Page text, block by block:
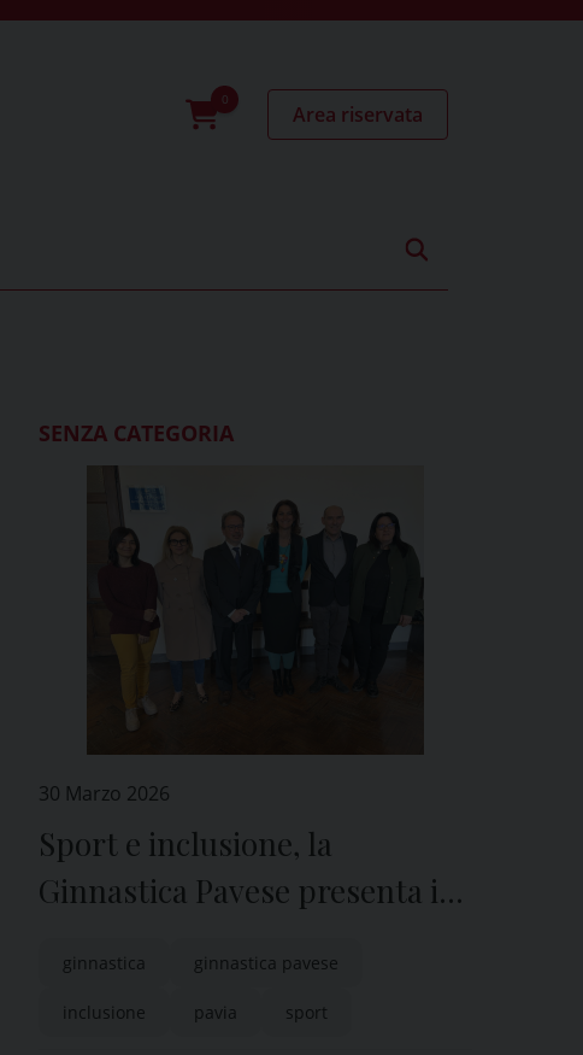
0
Area riservata
SENZA CATEGORIA
30 Marzo 2026
Sport e inclusione, la
Ginnastica Pavese presenta i
“Ginnastica a Modo Mio”
ginnastica ginnastica pavese
inclusione pavia sport